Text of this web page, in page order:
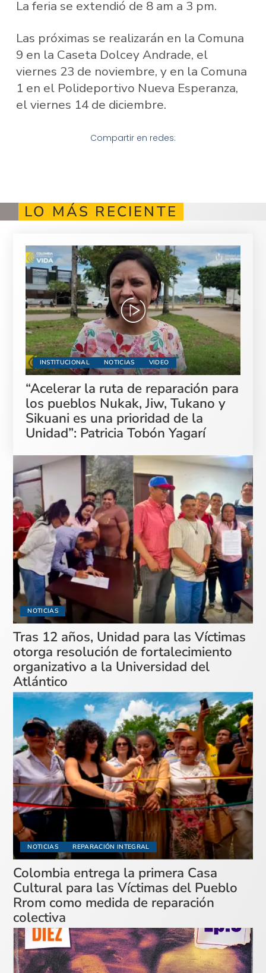
La feria se extendió de 8 am a 3 pm.
Las próximas se realizarán en la Comuna
9 en la Caseta Dolcey Andrade, el
viernes 23 de noviembre, y en la Comuna
1 en el Polideportivo Nueva Esperanza,
el viernes 14 de diciembre.
Compartir en redes:
LO MÁS RECIENTE
INSTITUCIONAL NOTICIAS VIDEO
“Acelerar la ruta de reparación para
los pueblos Nukak, Jiw, Tukano y
Sikuani es una prioridad de la
Unidad”: Patricia Tobón Yagarí
NOTICIAS
Tras 12 años, Unidad para las Víctimas
otorga resolución de fortalecimiento
organizativo a la Universidad del
Atlántico
NOTICIAS REPARACIÓN INTEGRAL
Colombia entrega la primera Casa
Cultural para las Víctimas del Pueblo
Rrom como medida de reparación
colectiva